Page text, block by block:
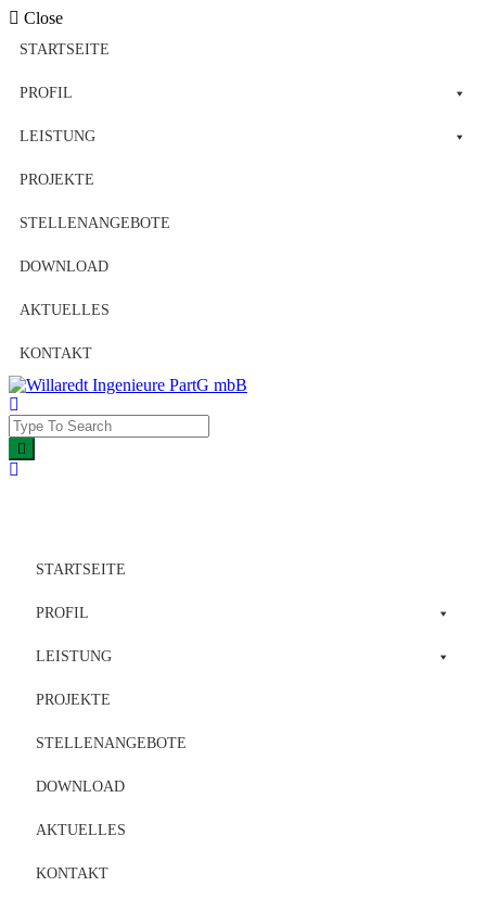
Close
STARTSEITE
PROFIL
LEISTUNG
PROJEKTE
STELLENANGEBOTE
DOWNLOAD
AKTUELLES
KONTAKT
STARTSEITE
PROFIL
LEISTUNG
PROJEKTE
STELLENANGEBOTE
DOWNLOAD
AKTUELLES
KONTAKT